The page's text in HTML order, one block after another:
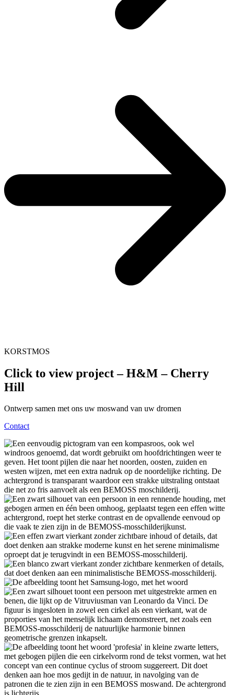
KORSTMOS
Click to view project – H&M – Cherry
Hill
Ontwerp samen met ons uw moswand van uw dromen
Contact